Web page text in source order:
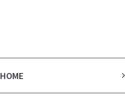
HOME